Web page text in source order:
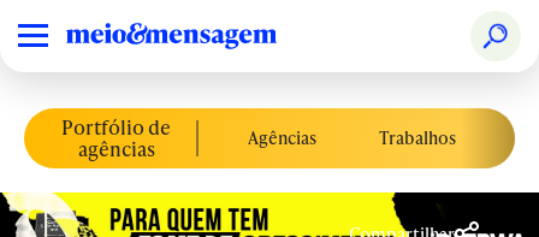
Portfólio de
agências Agências Trabalhos